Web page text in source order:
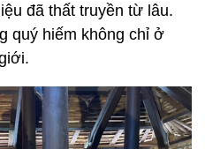
đã thất truyền từ lâu.
quý hiếm không chỉ ở